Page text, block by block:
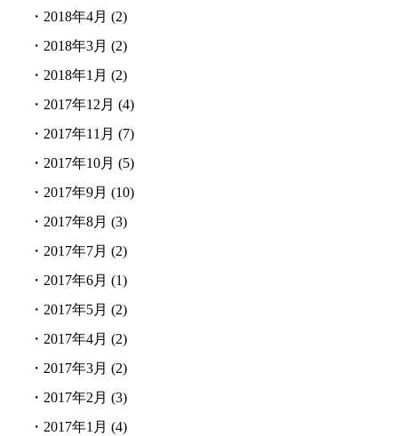
・2018年4月 (2)
・2018年3月 (2)
・2018年1月 (2)
・2017年12月 (4)
・2017年11月 (7)
・2017年10月 (5)
・2017年9月 (10)
・2017年8月 (3)
・2017年7月 (2)
・2017年6月 (1)
・2017年5月 (2)
・2017年4月 (2)
・2017年3月 (2)
・2017年2月 (3)
・2017年1月 (4)